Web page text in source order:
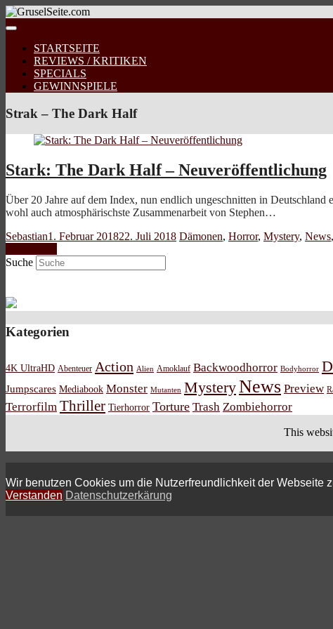
STARTSEITE
REVIEWS / KRITIKEN
SPECIALS
GEWINNSPIELE
Strak – The Dark Half
Stark: The Dark Half – Neuveröffentlichung
Über 20 Jahre auf dem Index, nun endlich ungeschnitten in
wohl auch atmosphärischste Zusammenarbeit von Stephen…
Sebastian1. Februar 201822. Juli 2018 Dämonen, Horror, Mystery, News,
Suche
Kategorien
4K UltraHD Abenteuer Action Alien Amoklauf Backwoodhorror Bodyhorror
Jumpscares Mediabook Monster Mutanten MysteryNews Preview
Terrorfilm Thriller Tierhorror Torture Trash Zombiehorror
This
Wir benutzen Cookies um die Nutzerfreundlichkeit der Webseite
Verstanden Datenschutzerkärung